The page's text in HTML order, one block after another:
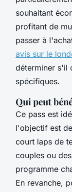
souhaitant
profitant de
passer à
avis sur le
déterminer s'il
spécifiques.
Qui peut
Ce pass est
l'objectif est
court laps de
couples ou
programme
En revanche,